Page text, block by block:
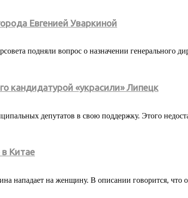
Евгенией Уваркиной
подняли вопрос о назначении генерального
кандидатурой «украсили» Липецк
депутатов в свою поддержку. Этого
Китае
нападает на женщину. В описании говорится,